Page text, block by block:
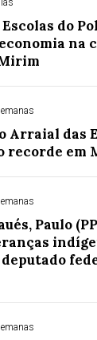
do
na
das
recorde em
Paulo